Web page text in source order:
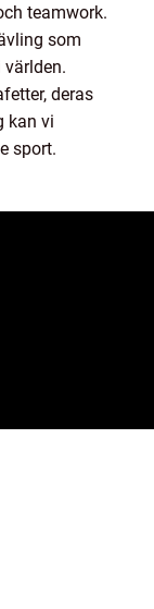
teamwork.
som
deras
kan vi
sport.